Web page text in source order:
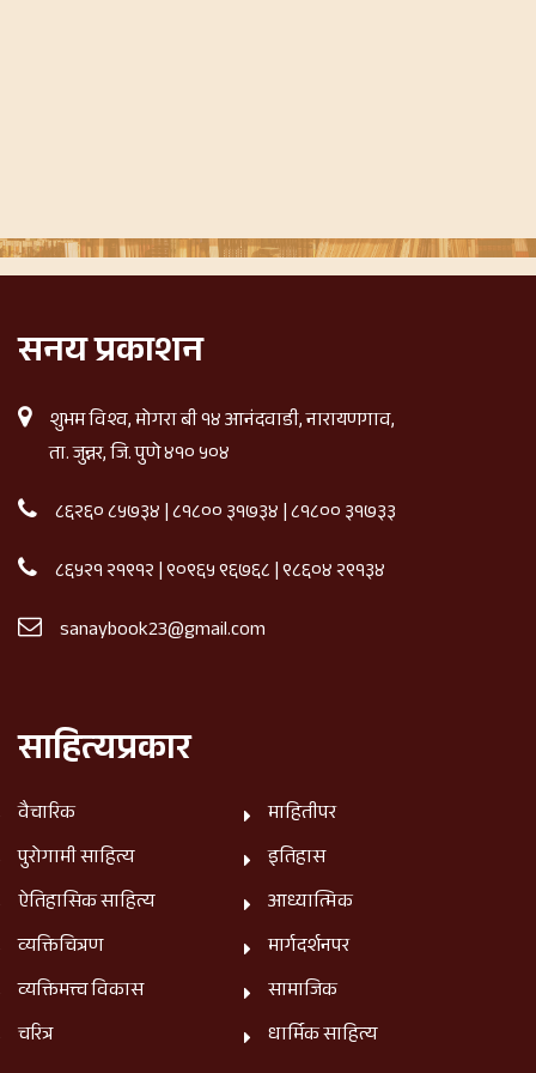
सनय प्रकाशन
शुभम विश्व, मोगरा बी १४ आनंदवाडी, नारायणगाव,
ता. जुन्नर, जि. पुणे ४१० ५०४
८६२६० ८५७३४|८१८०० ३१७३४|८१८०० ३१७३३
८६५२१ २१९१२|९०९६५ ९६७६८|९८६०४ २९१३४
sanaybook23@gmail.com
साहित्यप्रकार
वैचारिक
पुरोगामी साहित्य
ऐतिहासिक साहित्य
व्यक्तिचित्रण
व्यक्तिमत्त्व विकास
चरित्र
माहितीपर
इतिहास
आध्यात्मिक
मार्गदर्शनपर
सामाजिक
धार्मिक साहित्य